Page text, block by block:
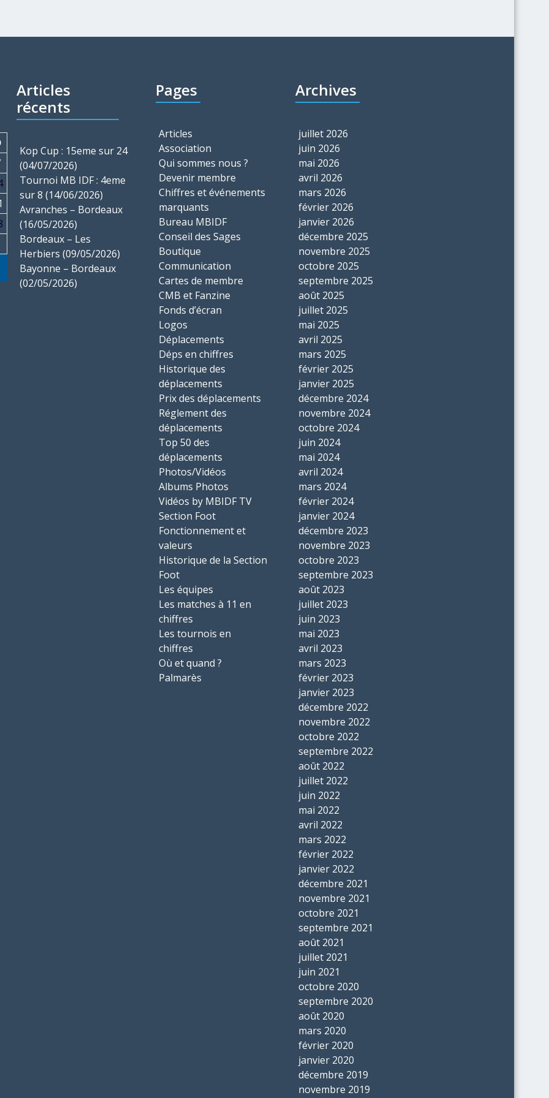
Articles
récents
Kop Cup : 15eme sur 24
(04/07/2026)
Tournoi MB IDF : 4eme
sur 8 (14/06/2026)
Avranches – Bordeaux
(16/05/2026)
Bordeaux – Les
Herbiers (09/05/2026)
Bayonne – Bordeaux
(02/05/2026)
Pages
Articles
Association
Qui sommes nous ?
Devenir membre
Chiffres et événements
marquants
Bureau MBIDF
Conseil des Sages
Boutique
Communication
Cartes de membre
CMB et Fanzine
Fonds d’écran
Logos
Déplacements
Déps en chiffres
Historique des
déplacements
Prix des déplacements
Réglement des
déplacements
Top 50 des
déplacements
Photos/Vidéos
Albums Photos
Vidéos by MBIDF TV
Section Foot
Fonctionnement et
valeurs
Historique de la Section
Foot
Les équipes
Les matches à 11 en
chiffres
Les tournois en
chiffres
Où et quand ?
Palmarès
Archives
juillet 2026
juin 2026
mai 2026
avril 2026
mars 2026
février 2026
janvier 2026
décembre 2025
novembre 2025
octobre 2025
septembre 2025
août 2025
juillet 2025
mai 2025
avril 2025
mars 2025
février 2025
janvier 2025
décembre 2024
novembre 2024
octobre 2024
juin 2024
mai 2024
avril 2024
mars 2024
février 2024
janvier 2024
décembre 2023
novembre 2023
octobre 2023
septembre 2023
août 2023
juillet 2023
juin 2023
mai 2023
avril 2023
mars 2023
février 2023
janvier 2023
décembre 2022
novembre 2022
octobre 2022
septembre 2022
août 2022
juillet 2022
juin 2022
mai 2022
avril 2022
mars 2022
février 2022
janvier 2022
décembre 2021
novembre 2021
octobre 2021
septembre 2021
août 2021
juillet 2021
juin 2021
octobre 2020
septembre 2020
août 2020
mars 2020
février 2020
janvier 2020
décembre 2019
novembre 2019